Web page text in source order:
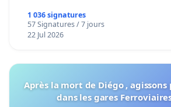
1 036 signatures
57 Signatures / 7 jours
22 Jul 2026
Après la mort de Diégo ,
dans les gares